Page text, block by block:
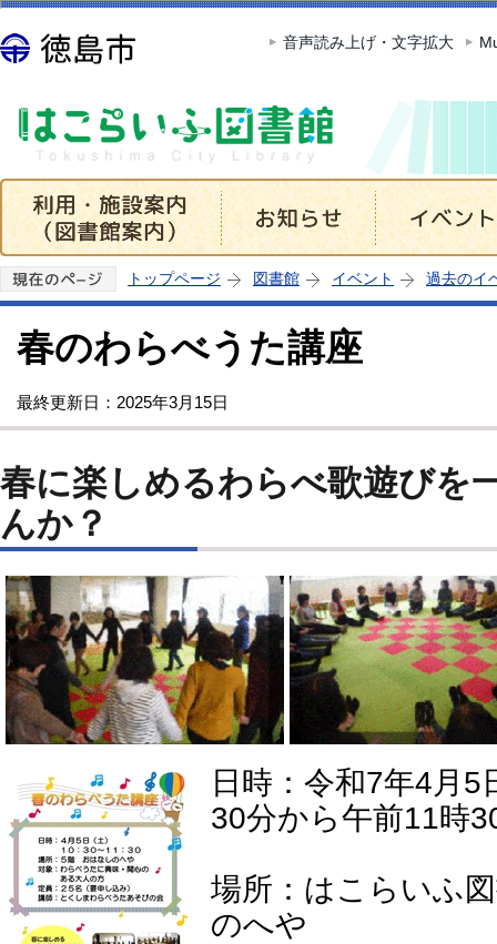
この
音声読み上げ・文字拡大
トップページ 図書館 イベント 過去のイ
春のわらべうた講座
最終更新日：2025年3月15日
春に楽しめるわらべ歌遊びを
んか？
日時：令和7年4月
30分から午前11時
場所：はこらい
のへや